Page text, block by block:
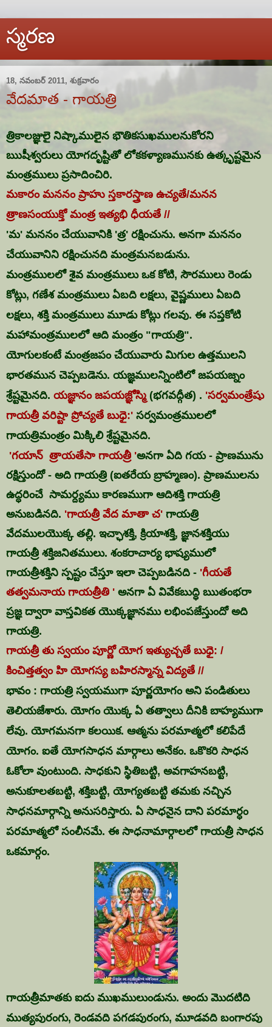
స్మరణ
18, నవంబర్ 2011, శుక్రవారం
వేదమాత - గాయత్రి
త్రికాలజ్ఞులై నిష్కాములైన భౌతికసుఖములనుకోరని
ఋషీశ్వరులు యోగదృష్టితో లోకకళ్యాణమునకు ఉత్కృష్టమైన
మంత్రములు ప్రసాదించిరి.
మకారం మననం ప్రాహు స్తకారస్త్రాణ ఉచ్యతే/మనన
త్రాణసంయుక్తో మంత్ర ఇత్యభి ధీయతే //
'మ' మననం చేయువానికి 'త్ర' రక్షించును. అనగా మననం
చేయువానిని రక్షించునది మంత్రమనబడును.
మంత్రములలో శైవ మంత్రములు ఒక కోటి, సౌరములు రెండు
కోట్లు, గణేశ మంత్రములు ఏబది లక్షలు, వైష్ణములు ఏబది
లక్షలు, శక్తి మంత్రములు మూడు కోట్లు గలవు. ఈ సప్తకోటి
మహామంత్రములలో ఆది మంత్రం "గాయత్రి".
యోగులకంటే మంత్రజపం చేయువారు మిగుల ఉత్తములని
భారతమున చెప్పబడెను. యజ్ఞములన్నింటిలో జపయజ్నం
శ్రేష్టమైనది. యజ్ఞానం జపయజ్ఞోస్మి (భగవద్గీత) . 'సర్వమంత్రేషు
గాయత్రీ వరిష్టా ప్రోచ్యతే బుధై:' సర్వమంత్రములలో
గాయత్రిమంత్రం మిక్కిలి శ్రేష్టమైనది.
'గయాన్ త్రాయతేసా గాయత్రీ 'అనగా ఏది గయ - ప్రాణమును
రక్షిస్తుందో - అది గాయత్రి (ఐతరేయ బ్రాహ్మణం). ప్రాణములను
ఉద్ధరించే సామర్ద్యము కారణముగా ఆదిశక్తి గాయత్రి
అనుబడినది. 'గాయత్రీ వేద మాతా చ' గాయత్రి
వేదములయొక్క తల్లి. ఇచ్ఛాశక్తి, క్రియాశక్తి, జ్ఞానశక్తియు
గాయత్రీ శక్తిజనితములు. శంకరాచార్య భాష్యములో
గాయత్రీశక్తిని స్పష్టం చేస్తూ ఇలా చెప్పబడినది - 'గీయతే
తత్వమనాయ గాయత్రీతి ' అనగా ఏ వివేకబుద్ధి ఋతంభరా
ప్రజ్ఞ ద్వారా వాస్తవికత యొక్కజ్ఞానము లభింపజేస్తుందో అది
గాయత్రి.
గాయత్రీ తు స్వయం పూర్ణో యోగ ఇత్యుచ్చతే బుధై: /
కించిత్తత్వం హి యోగస్య బహిరస్మాన్న విద్యతే //
భావం : గాయత్రి స్వయముగా పూర్ణయోగం అని పండితులు
తెలియజేశారు. యోగం యొక్క ఏ తత్వాలు దీనికి బాహ్యముగా
లేవు. యోగమనగా కలయిక. ఆత్మను పరమాత్మలో కలిపేదే
యోగం. ఐతే యోగసాధన మార్గాలు అనేకం. ఒకొకరి సాధన
ఓకోలా వుంటుంది. సాధకుని స్థితిబట్టి, అవగాహనబట్టి,
అనుకూలతబట్టి, శక్తిబట్టి, యోగ్యతబట్టి తమకు నచ్చిన
సాధనమార్గాన్ని అనుసరిస్తారు. ఏ సాధనైన దాని పరమార్ధం
పరమాత్మలో సంలీనమే. ఈ సాధనామార్గాలలో గాయత్రీ సాధన
ఒకమార్గం.
గాయత్రీమాతకు ఐదు ముఖములుండును. అందు మొదటిది
ముత్యపురంగు, రెండవది పగడపురంగు, మూడవది బంగారపు